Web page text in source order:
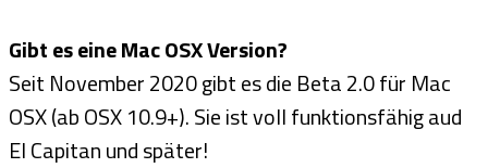
Gibt es eine Mac OSX Version?
Seit November 2020 gibt es die Beta 2.0 für Mac
OSX (ab OSX 10.9+). Sie ist voll funktionsfähig aud
El Capitan und später!